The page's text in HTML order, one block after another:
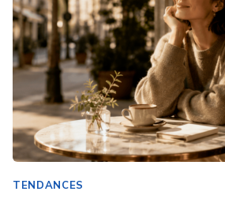
TENDANCES